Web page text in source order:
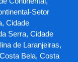
Setor
Cidade
Serra, Cidade
de Laranjeiras,
Bela, Costa